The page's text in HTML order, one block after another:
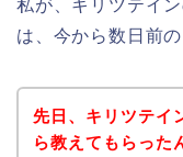
私が、キリツテイ
は、今から数日前
先日、キリツテイ
ら教えてもらった